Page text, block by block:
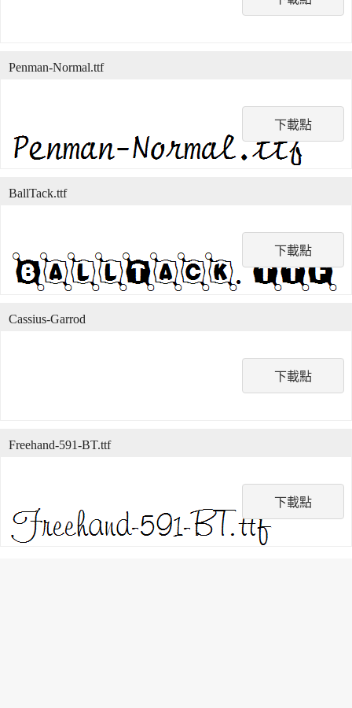
下載點
Penman-Normal.ttf
下載點
BallTack.ttf
下載點
Cassius-Garrod
下載點
Freehand-591-BT.ttf